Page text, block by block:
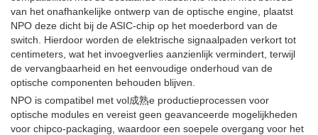
van het onafhankelijke ontwerp van de optische engine, plaatst
NPO deze dicht bij de ASIC-chip op het moederbord van de
switch. Hierdoor worden de elektrische signaalpaden verkort tot
centimeters, wat het invoegverlies aanzienlijk vermindert, terwijl
de vervangbaarheid en het eenvoudige onderhoud van de
optische componenten behouden blijven.
NPO is compatibel met vol成熟e productieprocessen voor
optische modules en vereist geen geavanceerde mogelijkheden
voor chipco-packaging, waardoor een soepele overgang voor het